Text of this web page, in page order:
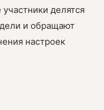
делятся
и обращают
настроек